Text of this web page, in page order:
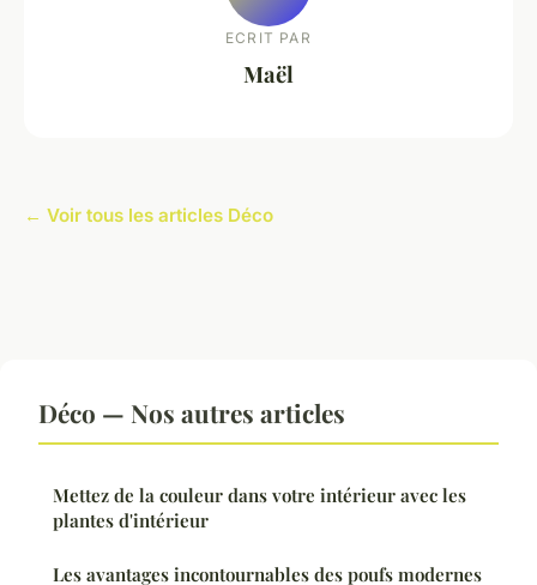
ECRIT PAR
Maël
← Voir tous les articles Déco
Déco — Nos autres articles
Mettez de la couleur dans votre intérieur avec les
plantes d'intérieur
Les avantages incontournables des poufs modernes